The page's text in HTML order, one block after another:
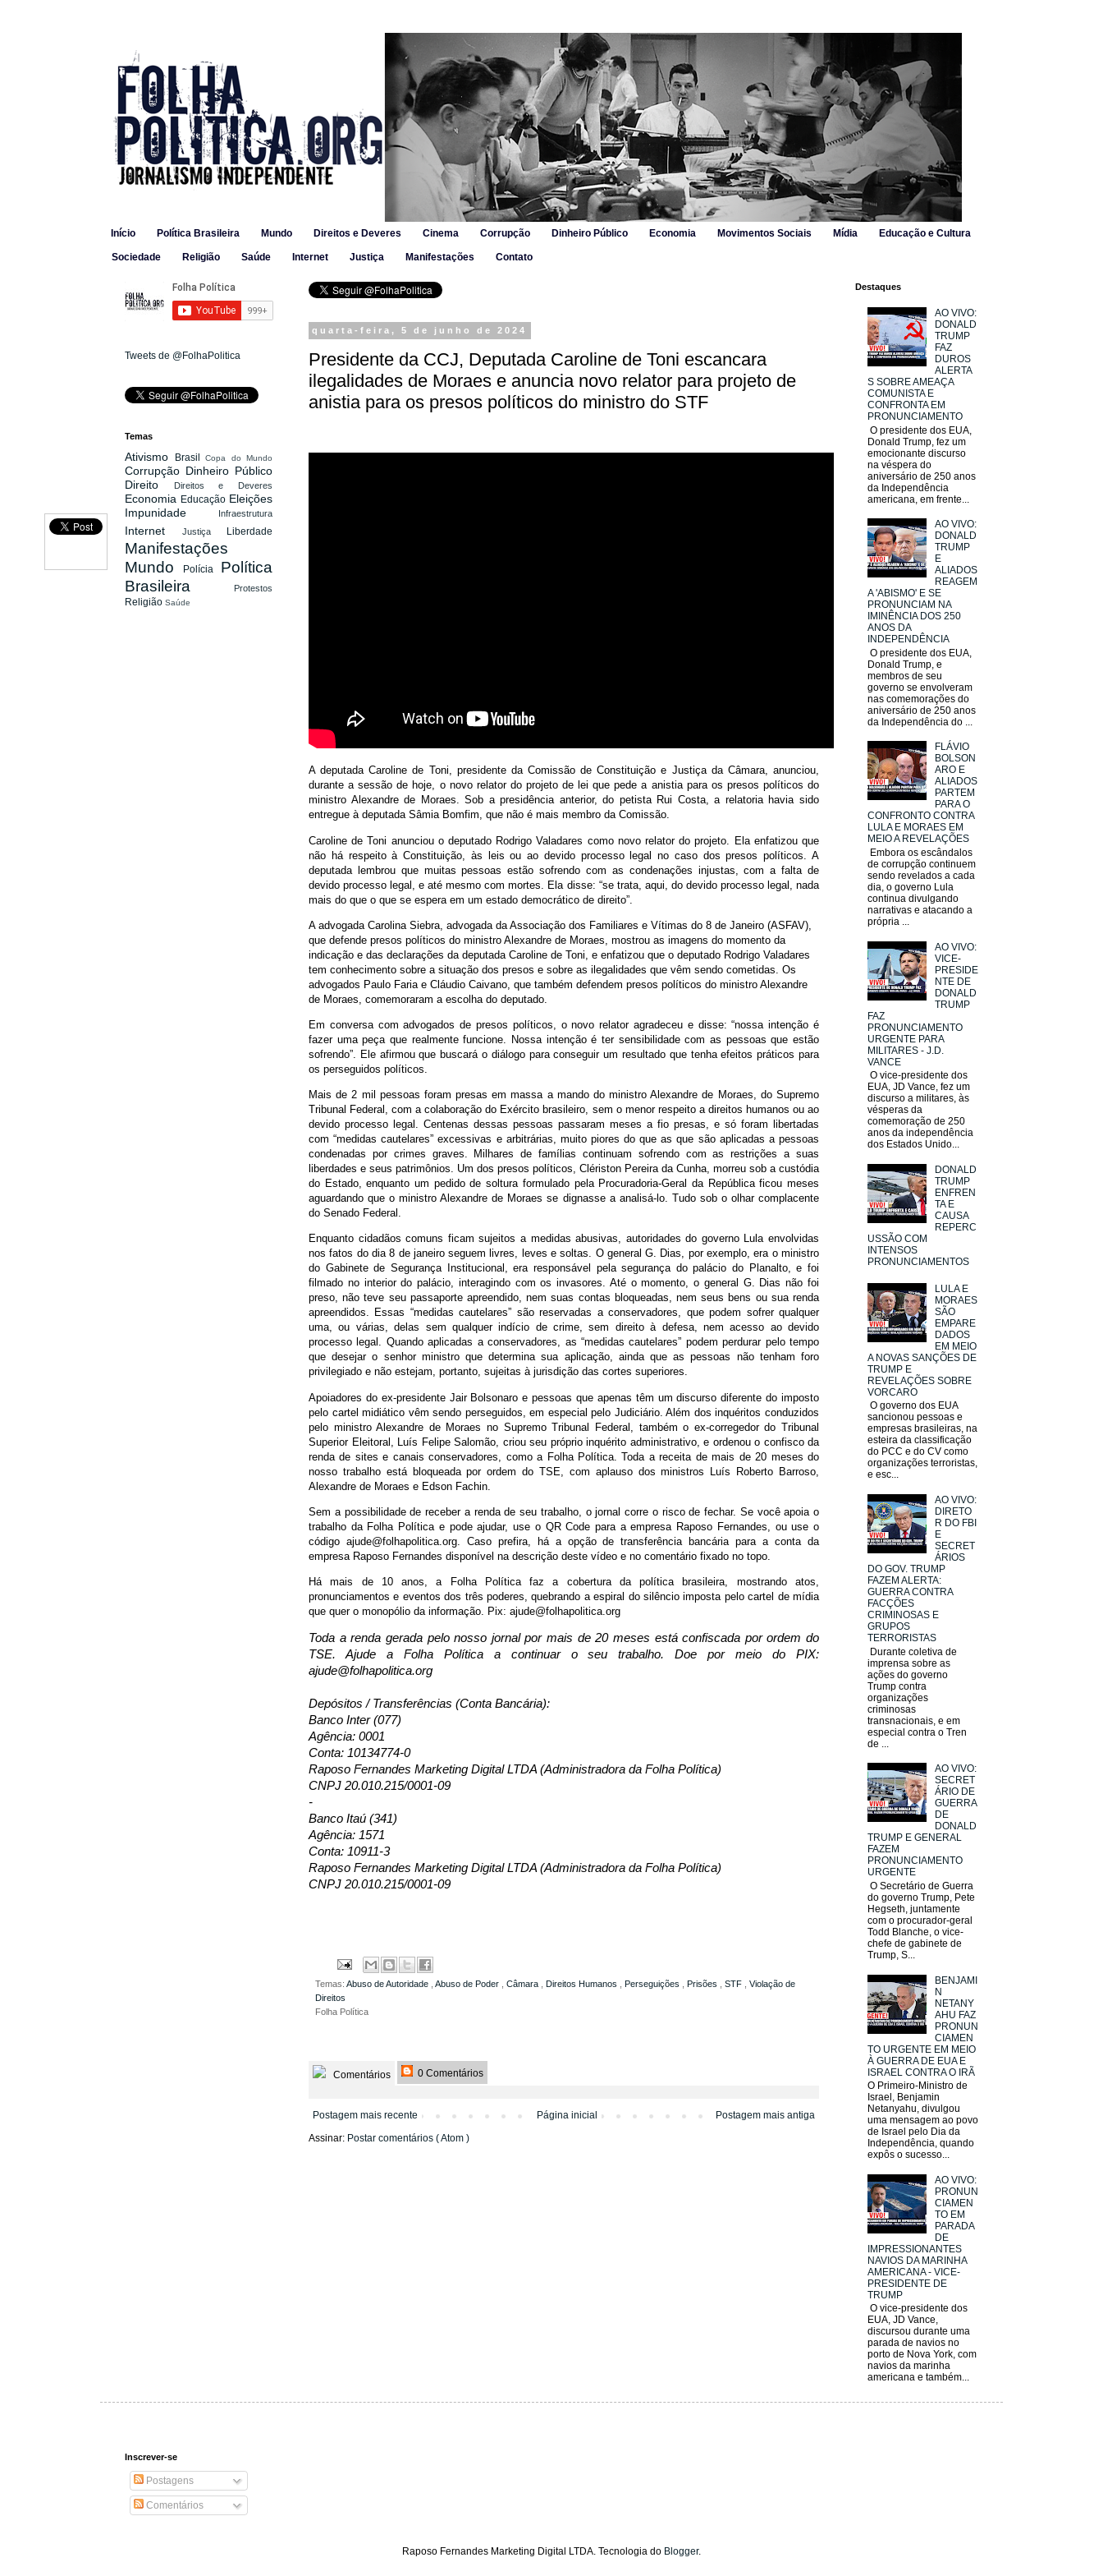
Início Política Brasileira Mundo Direitos e Deveres Cinema Corrupção Dinheiro Público Economia Movimentos Sociais Mídia Educação e Cultura
Sociedade Religião Saúde Internet Justiça Manifestações Contato
quarta-feira, 5 de junho de 2024
Presidente da CCJ, Deputada Caroline de Toni escancara
ilegalidades de Moraes e anuncia novo relator para projeto de
anistia para os presos políticos do ministro do STF
A deputada Caroline de Toni, presidente da Comissão de Constituição e Justiça da Câmara, anunciou,
durante a sessão de hoje, o novo relator do projeto de lei que pede a anistia para os presos políticos do
ministro Alexandre de Moraes. Sob a presidência anterior, do petista Rui Costa, a relatoria havia sido
entregue à deputada Sâmia Bomfim, que não é mais membro da Comissão.
Caroline de Toni anunciou o deputado Rodrigo Valadares como novo relator do projeto. Ela enfatizou que
não há respeito à Constituição, às leis ou ao devido processo legal no caso dos presos políticos. A
deputada lembrou que muitas pessoas estão sofrendo com as condenações injustas, com a falta de
devido processo legal, e até mesmo com mortes. Ela disse: “se trata, aqui, do devido processo legal, nada
mais do que o que se espera em um estado democrático de direito”.
A advogada Carolina Siebra, advogada da Associação dos Familiares e Vítimas do 8 de Janeiro (ASFAV),
que defende presos políticos do ministro Alexandre de Moraes, mostrou as imagens do momento da
indicação e das declarações da deputada Caroline de Toni, e enfatizou que o deputado Rodrigo Valadares
tem conhecimento sobre a situação dos presos e sobre as ilegalidades que vêm sendo cometidas. Os
advogados Paulo Faria e Cláudio Caivano, que também defendem presos políticos do ministro Alexandre
de Moraes, comemoraram a escolha do deputado.
Em conversa com advogados de presos políticos, o novo relator agradeceu e disse: “nossa intenção é
fazer uma peça que realmente funcione. Nossa intenção é ter sensibilidade com as pessoas que estão
sofrendo”. Ele afirmou que buscará o diálogo para conseguir um resultado que tenha efeitos práticos para
os perseguidos políticos.
Mais de 2 mil pessoas foram presas em massa a mando do ministro Alexandre de Moraes, do Supremo
Tribunal Federal, com a colaboração do Exército brasileiro, sem o menor respeito a direitos humanos ou ao
devido processo legal. Centenas dessas pessoas passaram meses a fio presas, e só foram libertadas
com “medidas cautelares” excessivas e arbitrárias, muito piores do que as que são aplicadas a pessoas
condenadas por crimes graves. Milhares de famílias continuam sofrendo com as restrições a suas
liberdades e seus patrimônios. Um dos presos políticos, Clériston Pereira da Cunha, morreu sob a custódia
do Estado, enquanto um pedido de soltura formulado pela Procuradoria-Geral da República ficou meses
aguardando que o ministro Alexandre de Moraes se dignasse a analisá-lo. Tudo sob o olhar complacente
do Senado Federal.
Enquanto cidadãos comuns ficam sujeitos a medidas abusivas, autoridades do governo Lula envolvidas
nos fatos do dia 8 de janeiro seguem livres, leves e soltas. O general G. Dias, por exemplo, era o ministro
do Gabinete de Segurança Institucional, era responsável pela segurança do palácio do Planalto, e foi
filmado no interior do palácio, interagindo com os invasores. Até o momento, o general G. Dias não foi
preso, não teve seu passaporte apreendido, nem suas contas bloqueadas, nem seus bens ou sua renda
apreendidos. Essas “medidas cautelares” são reservadas a conservadores, que podem sofrer qualquer
uma, ou várias, delas sem qualquer indício de crime, sem direito à defesa, nem acesso ao devido
processo legal. Quando aplicadas a conservadores, as “medidas cautelares” podem perdurar pelo tempo
que desejar o senhor ministro que determina sua aplicação, ainda que as pessoas não tenham foro
privilegiado e não estejam, portanto, sujeitas à jurisdição das cortes superiores.
Apoiadores do ex-presidente Jair Bolsonaro e pessoas que apenas têm um discurso diferente do imposto
pelo cartel midiático vêm sendo perseguidos, em especial pelo Judiciário. Além dos inquéritos conduzidos
pelo ministro Alexandre de Moraes no Supremo Tribunal Federal, também o ex-corregedor do Tribunal
Superior Eleitoral, Luís Felipe Salomão, criou seu próprio inquérito administrativo, e ordenou o confisco da
renda de sites e canais conservadores, como a Folha Política. Toda a receita de mais de 20 meses do
nosso trabalho está bloqueada por ordem do TSE, com aplauso dos ministros Luís Roberto Barroso,
Alexandre de Moraes e Edson Fachin.
Sem a possibilidade de receber a renda de seu trabalho, o jornal corre o risco de fechar. Se você apoia o
trabalho da Folha Política e pode ajudar, use o QR Code para a empresa Raposo Fernandes, ou use o
código ajude@folhapolitica.org. Caso prefira, há a opção de transferência bancária para a conta da
empresa Raposo Fernandes disponível na descrição deste vídeo e no comentário fixado no topo.
Há mais de 10 anos, a Folha Política faz a cobertura da política brasileira, mostrando atos,
pronunciamentos e eventos dos três poderes, quebrando a espiral do silêncio imposta pelo cartel de mídia
que quer o monopólio da informação. Pix: ajude@folhapolitica.org
Toda a renda gerada pelo nosso jornal por mais de 20 meses está confiscada por ordem do
TSE. Ajude a Folha Política a continuar o seu trabalho. Doe por meio do PIX:
ajude@folhapolitica.org
Depósitos / Transferências (Conta Bancária):
Banco Inter (077)
Agência: 0001
Conta: 10134774-0
Raposo Fernandes Marketing Digital LTDA (Administradora da Folha Política)
CNPJ 20.010.215/0001-09
-
Banco Itaú (341)
Agência: 1571
Conta: 10911-3
Raposo Fernandes Marketing Digital LTDA (Administradora da Folha Política)
CNPJ 20.010.215/0001-09
Temas: Abuso de Autoridade Abuso de Poder Câmara Direitos Humanos Perseguições Prisões STF
Violação de
Direitos
Folha Política
Comentários 0 Comentários
Postagem mais recente Postagem mais antiga
Página inicial
Assinar: Postar comentários ( Atom )
Tweets de @FolhaPolitica
Temas
Ativismo Brasil Copa do Mundo
Corrupção Dinheiro Público
Direito
Direitos e Deveres
Economia Educação Eleições
Impunidade
Infraestrutura
Internet Justiça Liberdade
Manifestações
Mundo
Polícia Política
Brasileira
Protestos
Religião Saúde
Destaques
AO VIVO:
DONALD
TRUMP
FAZ
DUROS
ALERTA
S SOBRE AMEAÇA
COMUNISTA E
CONFRONTA EM
PRONUNCIAMENTO
O presidente dos EUA,
Donald Trump, fez um
emocionante discurso
na véspera do
aniversário de 250 anos
da Independência
americana, em frente...
AO VIVO:
DONALD
TRUMP
E
ALIADOS
REAGEM
A 'ABISMO' E SE
PRONUNCIAM NA
IMINÊNCIA DOS 250
ANOS DA
INDEPENDÊNCIA
O presidente dos EUA,
Donald Trump, e
membros de seu
governo se envolveram
nas comemorações do
aniversário de 250 anos
da Independência do ...
FLÁVIO
BOLSON
ARO E
ALIADOS
PARTEM
PARA O
CONFRONTO CONTRA
LULA E MORAES EM
MEIO A REVELAÇÕES
Embora os escândalos
de corrupção continuem
sendo revelados a cada
dia, o governo Lula
continua divulgando
narrativas e atacando a
própria ...
AO VIVO:
VICE-
PRESIDE
NTE DE
DONALD
TRUMP
FAZ
PRONUNCIAMENTO
URGENTE PARA
MILITARES - J.D.
VANCE
O vice-presidente dos
EUA, JD Vance, fez um
discurso a militares, às
vésperas da
comemoração de 250
anos da independência
dos Estados Unido...
DONALD
TRUMP
ENFREN
TA E
CAUSA
REPERC
USSÃO COM
INTENSOS
PRONUNCIAMENTOS
LULA E
MORAES
SÃO
EMPARE
DADOS
EM MEIO
A NOVAS SANÇÕES DE
TRUMP E
REVELAÇÕES SOBRE
VORCARO
O governo dos EUA
sancionou pessoas e
empresas brasileiras, na
esteira da classificação
do PCC e do CV como
organizações terroristas,
e esc...
AO VIVO:
DIRETO
R DO FBI
E
SECRET
ÁRIOS
DO GOV. TRUMP
FAZEM ALERTA:
GUERRA CONTRA
FACÇÕES
CRIMINOSAS E
GRUPOS
TERRORISTAS
Durante coletiva de
imprensa sobre as
ações do governo
Trump contra
organizações
criminosas
transnacionais, e em
especial contra o Tren
de ...
AO VIVO:
SECRET
ÁRIO DE
GUERRA
DE
DONALD
TRUMP E GENERAL
FAZEM
PRONUNCIAMENTO
URGENTE
O Secretário de Guerra
do governo Trump, Pete
Hegseth, juntamente
com o procurador-geral
Todd Blanche, o vice-
chefe de gabinete de
Trump, S...
BENJAMI
N
NETANY
AHU FAZ
PRONUN
CIAMEN
TO URGENTE EM MEIO
À GUERRA DE EUA E
ISRAEL CONTRA O IRÃ
O Primeiro-Ministro de
Israel, Benjamin
Netanyahu, divulgou
uma mensagem ao povo
de Israel pelo Dia da
Independência, quando
expôs o sucesso...
AO VIVO:
PRONUN
CIAMEN
TO EM
PARADA
DE
IMPRESSIONANTES
NAVIOS DA MARINHA
AMERICANA - VICE-
PRESIDENTE DE
TRUMP
O vice-presidente dos
EUA, JD Vance,
discursou durante uma
parada de navios no
porto de Nova York, com
navios da marinha
americana e também...
Inscrever-se
Postagens
Comentários
Raposo Fernandes Marketing Digital LTDA. Tecnologia do Blogger.